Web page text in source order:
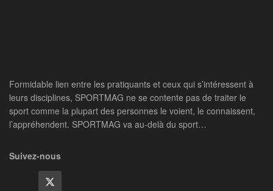
Formidable lien entre les pratiquants et ceux qui s’intéressent à
leurs disciplines, SPORTMAG ne se contente pas de traiter le
sport comme la plupart des personnes le voient, le connaissent,
l’appréhendent. SPORTMAG va au-delà du sport…
Suivez-nous